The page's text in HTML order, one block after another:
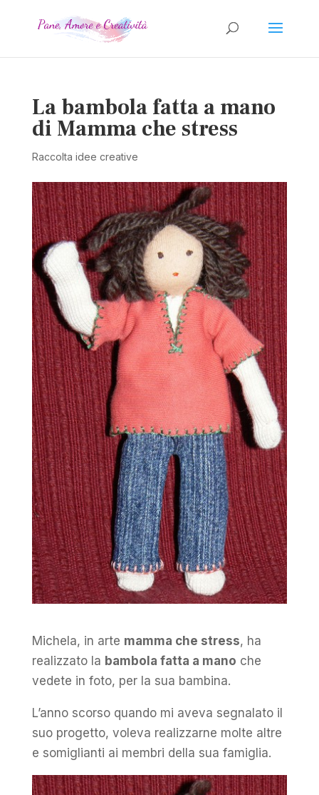
La bambola fatta a mano
di Mamma che stress
Raccolta idee creative
Michela, in arte mamma che stress, ha
realizzato la bambola fatta a mano che
vedete in foto, per la sua bambina.
L’anno scorso quando mi aveva segnalato il
suo progetto, voleva realizzarne molte altre
e somiglianti ai membri della sua famiglia.